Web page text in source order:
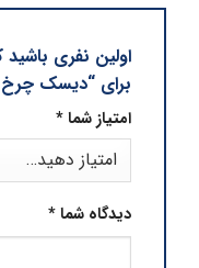
اولین نفری باشید
برای “دیسک چرخ
امتیاز شما*
دیدگاه شما*